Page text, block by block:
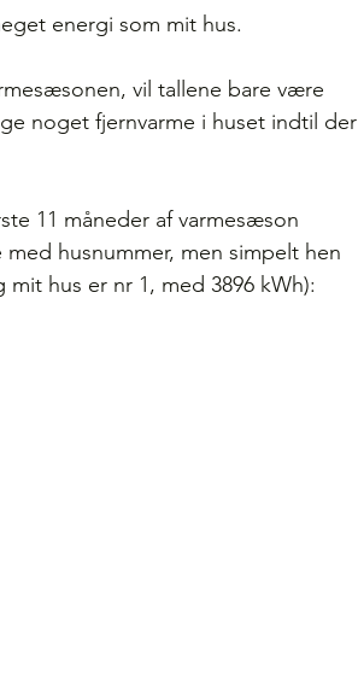
energi som mit hus.
vil tallene bare være
noget fjernvarme i huset indtil der
11 måneder af varmesæson
husnummer, men simpelt hen
hus er nr 1, med 3896 kWh):